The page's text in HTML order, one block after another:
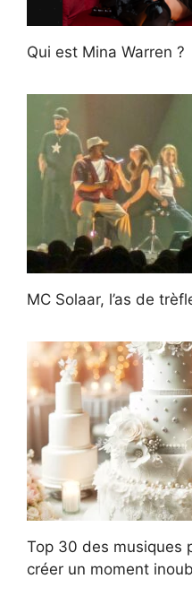
Qui est Mina Warren ?
MC Solaar, l’as de
Top 30 des musiques
créer un moment